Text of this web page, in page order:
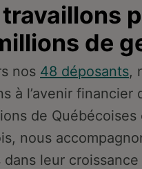
de
nos 48 déposants,
à l’avenir financier
de Québécoises
nous
dans leur